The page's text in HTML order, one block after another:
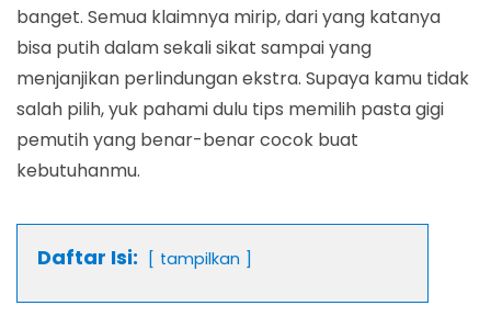
banget. Semua klaimnya mirip, dari yang katanya
bisa putih dalam sekali sikat sampai yang
menjanjikan perlindungan ekstra. Supaya kamu tidak
salah pilih, yuk pahami dulu tips memilih pasta gigi
pemutih yang benar-benar cocok buat
kebutuhanmu.
Daftar Isi: tampilkan